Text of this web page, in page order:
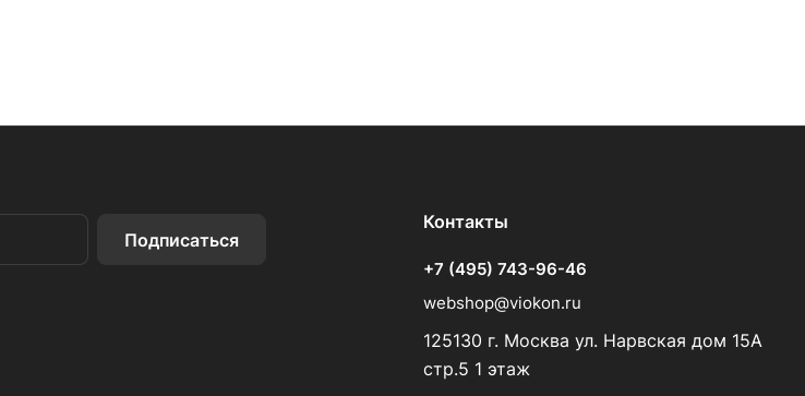
Подписаться
Контакты
+7 (495) 743-96-46
webshop@viokon.ru
125130 г. Москва ул. Нарвская дом 15А
стр.5 1 этаж